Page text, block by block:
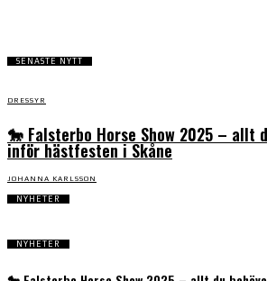
SENASTE NYTT
DRESSYR
🐎 Falsterbo Horse Show 2025 – allt
inför hästfesten i Skåne
JOHANNA KARLSSON
NYHETER
NYHETER